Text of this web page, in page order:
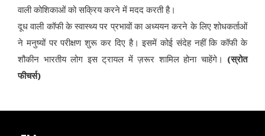
वाली कोशिकाओं को सक्रिय करने में मदद करती है।
दूध वाली कॉफी के स्वास्थ्य पर प्रभावों का अध्ययन करने के लिए शोधकर्ताओं
ने मनुष्यों पर परीक्षण शुरू कर दिए है। इसमें कोई संदेह नहीं कि कॉफी के
शौकीन भारतीय लोग इस ट्रायल में ज़रूर शामिल होना चाहेंगे। (स्रोत
फीचर्स)